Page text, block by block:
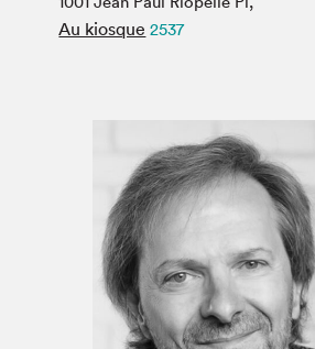
Espace médias
Au kiosque 2537